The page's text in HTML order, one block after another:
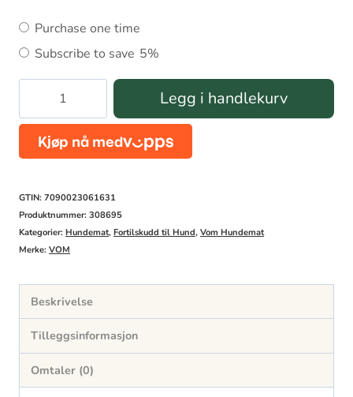
Choose
purchase
type
Purchase one time
Subscribe to save 5%
Boost
0,5kg
Legg i handlekurv
GTIN: 7090023061631
Produktnummer: 308695
Kategorier: Hundemat, Fortilskudd til Hund, Vom Hundemat
Merke: VOM
Beskrivelse
Tilleggsinformasjon
Omtaler (0)